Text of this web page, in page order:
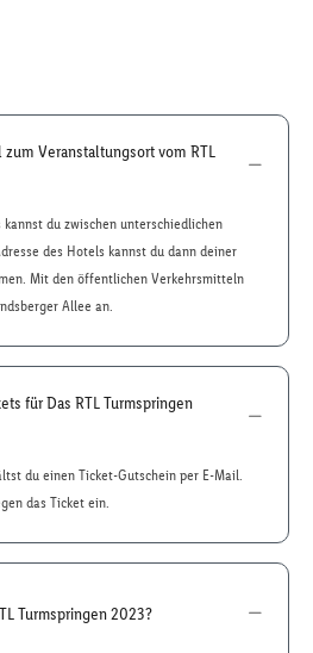
Veranstaltungsort vom RTL
du zwischen unterschiedlichen
des Hotels kannst du dann deiner
Mit den öffentlichen Verkehrsmitteln
Allee an.
für Das RTL Turmspringen
du einen Ticket-Gutschein per E-Mail.
das Ticket ein.
Turmspringen 2023?